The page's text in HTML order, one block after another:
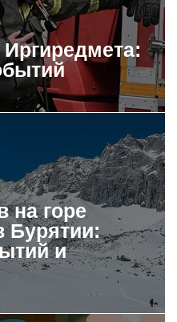
на горе
Бурятии:
и